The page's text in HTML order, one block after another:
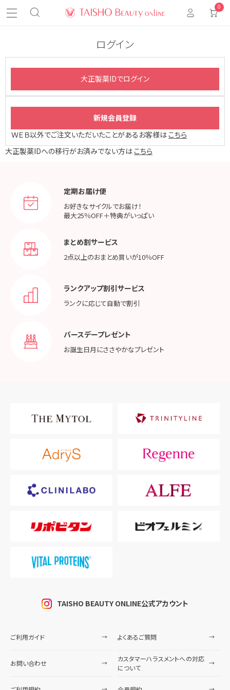
0
ログイン
ＷＥＢ以外でご注文いただいたことがあるお客様は こちら
大正製薬IDへの移行がお済みでない方は こちら
定期お届け便
お好きなサイクルでお届け！
最大25％OFF＋特典がいっぱい
まとめ割サービス
2点以上のおまとめ買いが10％OFF
ランクアップ割引サービス
ランクに応じて自動で割引
バースデープレゼント
お誕生日月にささやかなプレゼント
TAISHO BEAUTY ONLINE公式アカウント
ご利用ガイド よくあるご質問
お問い合わせ
カスタマーハラスメントへの対応
について